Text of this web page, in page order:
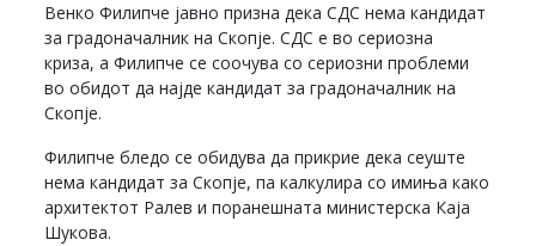
Венко Филипче јавно призна дека СДС нема кандидат
за градоначалник на Скопје. СДС е во сериозна
криза, а Филипче се соочува со сериозни проблеми
во обидот да најде кандидат за градоначалник на
Скопје.
Филипче бледо се обидува да прикрие дека сеуште
нема кандидат за Скопје, па калкулира со имиња како
архитектот Ралев и поранешната министерска Каја
Шукова.